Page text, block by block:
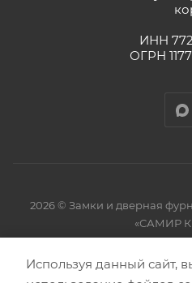
Используя данный сайт,
ИНН
ОГРН
2026 © Замки и дверная
«САМИР